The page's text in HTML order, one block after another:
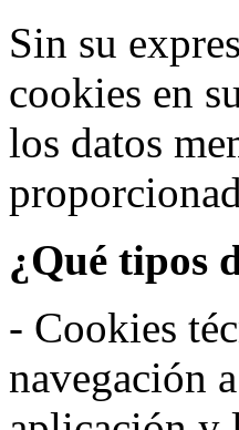
Sin su
cookies en
los datos
¿Qué tipos
- Cookies
navegación